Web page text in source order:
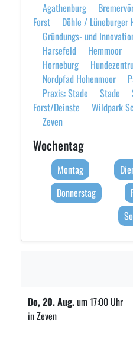
Agathenburg
Forst
Döhle / Lüneburger
Gründungs- und
Harsefeld
Hemmoor
Horneburg
Nordpfad Hohenmoor
Praxis: Stade
Stade
Forst/Deinste
Wildpark
Zeven
Wochentag
Montag
Donnerstag
Do, 20. Aug.um 17:00 Uhr
in Zeven